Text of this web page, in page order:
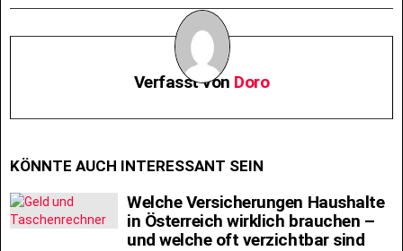
Verfasst von Doro
KÖNNTE AUCH INTERESSANT SEIN
Welche Versicherungen Haushalte
in Österreich wirklich brauchen –
und welche oft verzichtbar sind